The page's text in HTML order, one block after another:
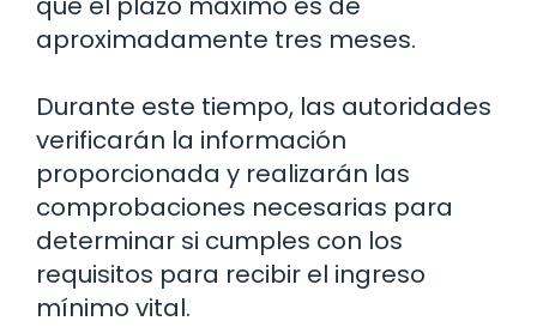
aproximadamente tres meses.
Durante este tiempo, las autoridades
verificarán la información
proporcionada y realizarán las
comprobaciones necesarias para
determinar si cumples con los
requisitos para recibir el ingreso
mínimo vital.